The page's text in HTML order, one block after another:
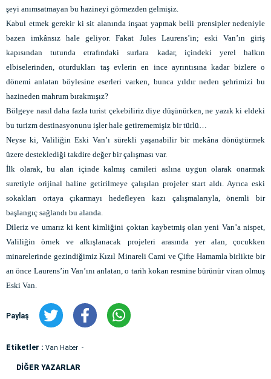
şeyi anımsatmayan bu hazineyi görmezden gelmişiz.
Kabul etmek gerekir ki sit alanında inşaat yapmak belli prensipler nedeniyle
bazen imkânsız hale geliyor. Fakat Jules Laurens’in; eski Van’ın giriş
kapısından tutunda etrafındaki surlara kadar, içindeki yerel halkın
elbiselerinden, oturdukları taş evlerin en ince ayrıntısına kadar bizlere o
dönemi anlatan böylesine eserleri varken, bunca yıldır neden şehrimizi bu
hazineden mahrum bırakmışız?
Bölgeye nasıl daha fazla turist çekebiliriz diye düşünürken, ne yazık ki eldeki
bu turizm destinasyonunu işler hale getirememişiz bir türlü…
Neyse ki, Valiliğin Eski Van’ı sürekli yaşanabilir bir mekâna dönüştürmek
üzere desteklediği takdire değer bir çalışması var.
İlk olarak, bu alan içinde kalmış camileri aslına uygun olarak onarmak
suretiyle orijinal haline getirilmeye çalışılan projeler start aldı. Ayrıca eski
sokakları ortaya çıkarmayı hedefleyen kazı çalışmalarıyla, önemli bir
başlangıç sağlandı bu alanda.
Dileriz ve umarız ki kent kimliğini çoktan kaybetmiş olan yeni Van’a nispet,
Valiliğin örnek ve alkışlanacak projeleri arasında yer alan, çocukken
minarelerinde gezindiğimiz Kızıl Minareli Cami ve Çifte Hamamla birlikte bir
an önce Laurens’in Van’ını anlatan, o tarih kokan resmine bürünür viran olmuş
Eski Van.
Paylaş
Etiketler : Van Haber
DİĞER YAZARLAR